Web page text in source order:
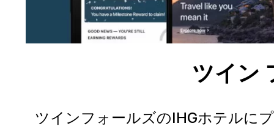
ツイン
ツインフォールズのIHGホテルに